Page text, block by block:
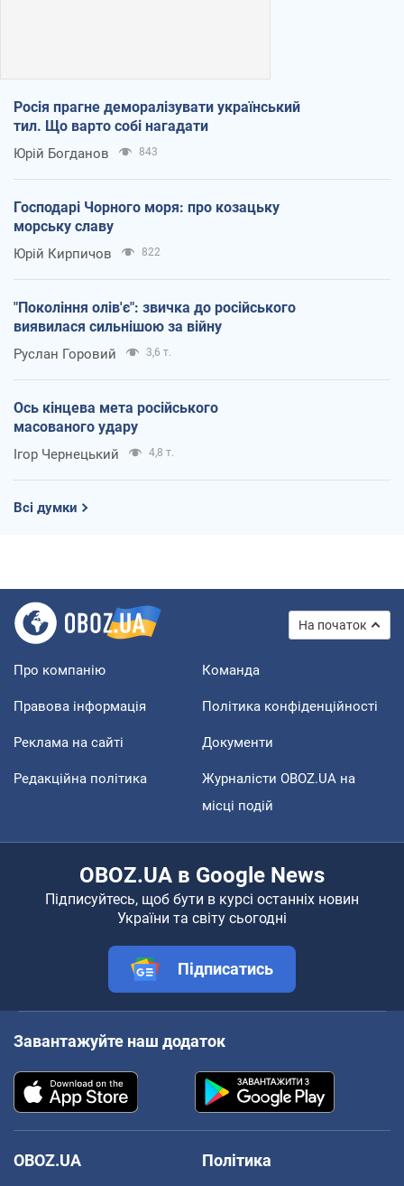
Росія прагне деморалізувати український
тил. Що варто собі нагадати
Юрій Богданов 843
Господарі Чорного моря: про козацьку
морську славу
Юрій Кирпичов 822
"Покоління олів'є": звичка до російського
виявилася сильнішою за війну
Руслан Горовий 3,6 т.
Ось кінцева мета російського
масованого удару
Ігор Чернецький 4,8 т.
Всі думки
На початок
Про компанію Команда
Правова інформація Політика конфіденційності
Реклама на сайті Документи
Редакційна політика
Журналісти OBOZ.UA на
місці подій
OBOZ.UA в Google News
Підписуйтесь, щоб бути в курсі останніх новин
України та світу сьогодні
Підписатись
Завантажуйте наш додаток
OBOZ.UA
Політика